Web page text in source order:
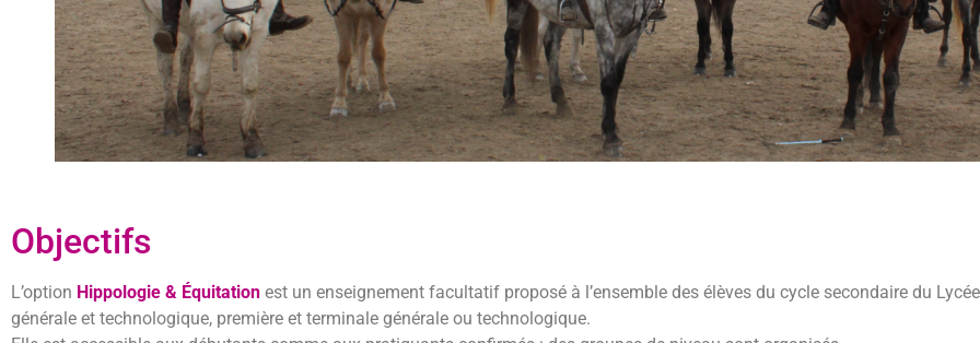
Objectifs
L’option Hippologie & Équitation est un enseignement facultatif proposé à l’ensemble des élèves du cycle secondaire du
générale et technologique, première et terminale générale ou technologique.